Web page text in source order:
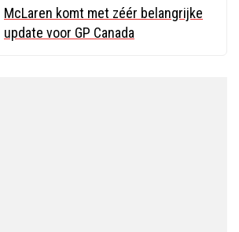
McLaren komt met zéér belangrijke
update voor GP Canada